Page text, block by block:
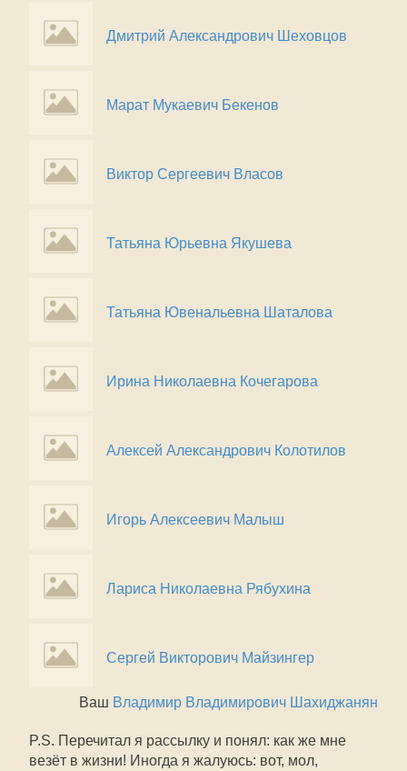
Дмитрий Александрович Шеховцов
Марат Мукаевич Бекенов
Виктор Сергеевич Власов
Татьяна Юрьевна Якушева
Татьяна Ювенальевна Шаталова
Ирина Николаевна Кочегарова
Алексей Александрович Колотилов
Игорь Алексеевич Малыш
Лариса Николаевна Рябухина
Сергей Викторович Майзингер
Ваш Владимир Владимирович Шахиджанян
P.S. Перечитал я рассылку и понял: как же мне
везёт в жизни! Иногда я жалуюсь: вот, мол,